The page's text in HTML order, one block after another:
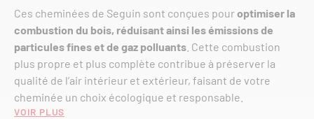
Ces cheminées de Seguin sont conçues pouroptimiser la
combustion du bois, réduisant ainsi les émissions de
particules fines et de gaz polluants . Cette combustion
plus propre et plus complète contribue à préserver la
qualité de l’air intérieur et extérieur, faisant de votre
cheminée un choix écologique et responsable.
Voir plus